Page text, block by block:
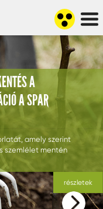
A
A SPAR
amely szerint
szemlélet mentén
részletek